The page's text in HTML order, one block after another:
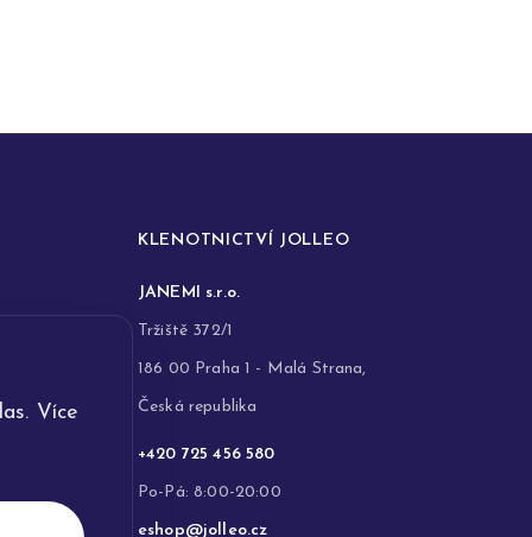
Více
KLENOTNICTVÍ JOLLEO
JANEMI s.r.o.
Tržiště 372/1
186 00 Praha 1 - Malá Strana,
Česká republika
+420 725 456 580
Po-Pá: 8:00-20:00
eshop@jolleo.cz